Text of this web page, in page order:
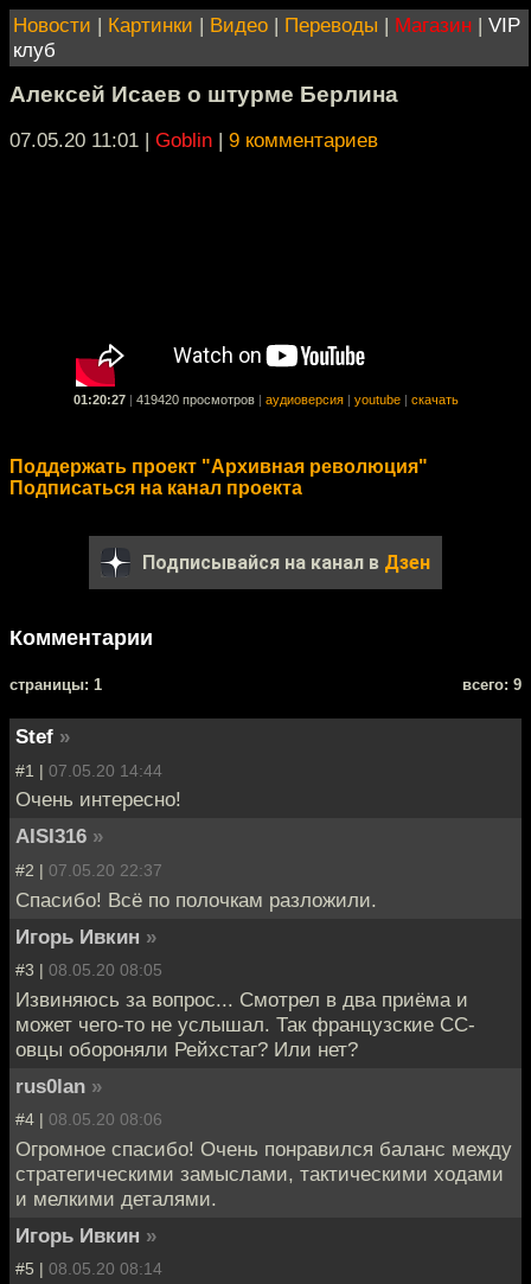
Новости | Картинки | Видео | Переводы | Магазин | VIP
клуб
Алексей Исаев о штурме Берлина
07.05.20 11:01 | Goblin | 9 комментариев
01:20:27 419420 просмотров аудиоверсия youtube скачать
Поддержать проект "Архивная революция"
Подписаться на канал проекта
Подписывайся на канал в Дзен
Комментарии
cтраницы: 1 всего: 9
Stef »
#1 | 07.05.20 14:44
Очень интересно!
AISI316 »
#2 | 07.05.20 22:37
Спасибо! Всё по полочкам разложили.
Игорь Ивкин »
#3 | 08.05.20 08:05
Извиняюсь за вопрос... Смотрел в два приёма и
может чего-то не услышал. Так французские СС-
овцы обороняли Рейхстаг? Или нет?
rus0lan »
#4 | 08.05.20 08:06
Огромное спасибо! Очень понравился баланс между
стратегическими замыслами, тактическими ходами
и мелкими деталями.
Игорь Ивкин »
#5 | 08.05.20 08:14